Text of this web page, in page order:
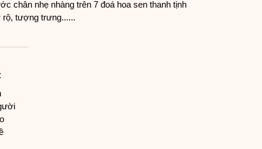
chân nhẹ nhàng trên 7 đoá hoa sen thanh tịnh
rộ, tượng trưng......